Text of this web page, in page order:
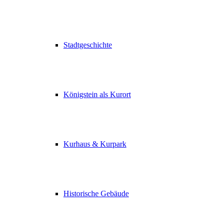
Stadtgeschichte
Königstein als Kurort
Kurhaus & Kurpark
Historische Gebäude